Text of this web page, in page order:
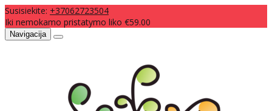
Susisiekite: +37062723504
Iki nemokamo pristatymo liko €59.00
Navigacija